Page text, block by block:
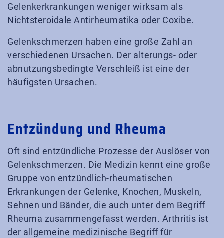
Gelenkerkrankungen weniger wirksam als
Nichtsteroidale Antirheumatika oder Coxibe.
Gelenkschmerzen haben eine große Zahl an
verschiedenen Ursachen. Der alterungs- oder
abnutzungsbedingte Verschleiß ist eine der
häufigsten Ursachen.
Entzündung und Rheuma
Oft sind entzündliche Prozesse der Auslöser von
Gelenkschmerzen. Die Medizin kennt eine große
Gruppe von entzündlich-rheumatischen
Erkrankungen der Gelenke, Knochen, Muskeln,
Sehnen und Bänder, die auch unter dem Begriff
Rheuma zusammengefasst werden. Arthritis ist
der allgemeine medizinische Begriff für